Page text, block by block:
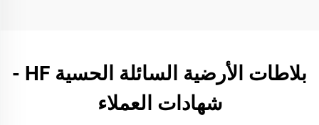
بلاطات الأرضية السائلة الحسية HF -
شهادات العملاء